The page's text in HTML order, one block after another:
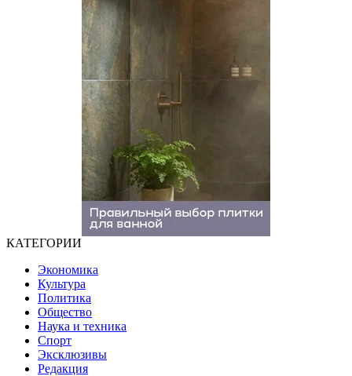
КАТЕГОРИИ
Экономика
Культура
Политика
Общество
Наука и техника
Спорт
Эксклюзивы
Редакция